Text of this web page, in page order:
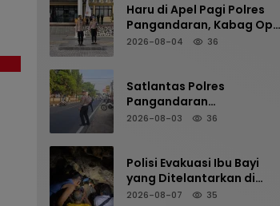
PANGAN
Haru di Apel Pagi Polres
Pangandaran, Kabag Ops
Pamit Jelang Purna Tugas
2026-08-04 36
Satlantas Polres
Pangandaran
Maksimalkan Pelayanan
2026-08-03 36
Polisi Evakuasi Ibu Bayi
yang Ditelantarkan di
Terminal Kalipucang dari
2026-08-07 35